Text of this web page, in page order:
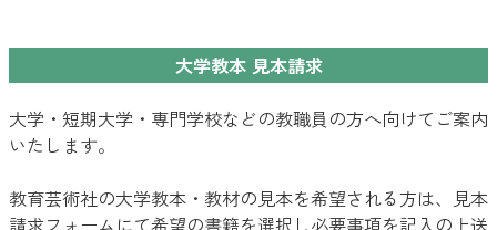
大学教本 見本請求
大学・短期大学・専門学校などの教職員の方へ向けてご案内
いたします。
教育芸術社の大学教本・教材の見本を希望される方は、見本